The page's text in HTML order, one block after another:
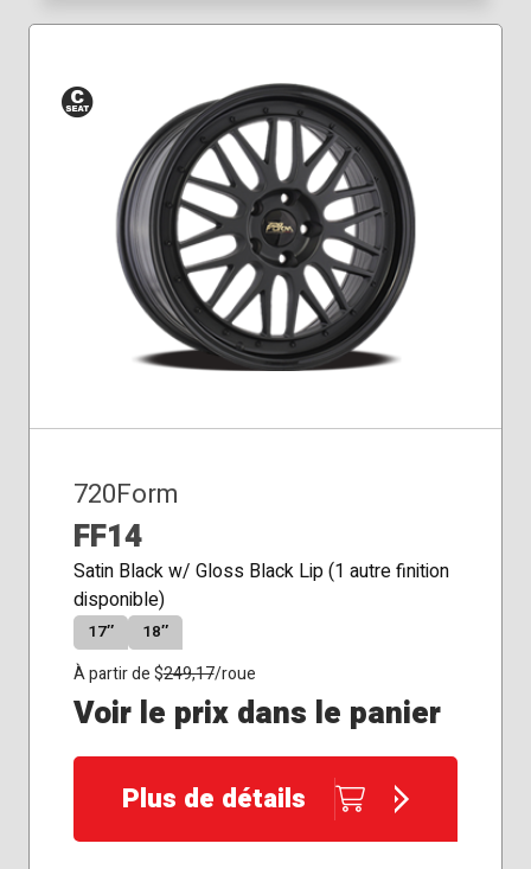
Siège
conique
720Form
FF14
Satin Black w/ Gloss Black Lip (1 autre finition
disponible)
17″ 18″
À partir de $249,17/roue
Voir le prix dans le panier
Plus de détails